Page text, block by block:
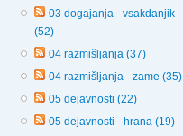
03 dogajanja - vsakdanjik
(52)
04 razmišljanja (37)
04 razmišljanja - zame (35)
05 dejavnosti (22)
05 dejavnosti - hrana (19)